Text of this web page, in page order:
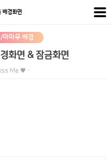
배경화면
마마무 배경
화면 & 잠금화면
Me ♥ ·